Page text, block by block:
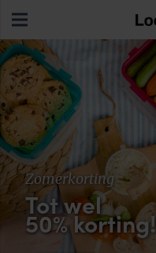
Zomerkorting
Tot wel
50% korting!